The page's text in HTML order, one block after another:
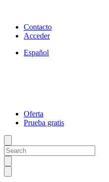
Contacto
Acceder
Español
Oferta
Prueba gratis